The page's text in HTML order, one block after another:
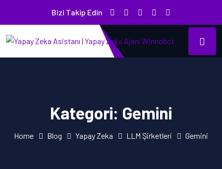
Bizi Takip Edin
Kategori: Gemini
Home Blog Yapay Zeka LLM Şirketleri Gemini